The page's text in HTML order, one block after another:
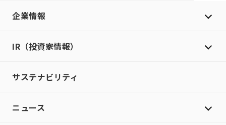
企業情報
IR（投資家情報）
サステナビリティ
ニュース